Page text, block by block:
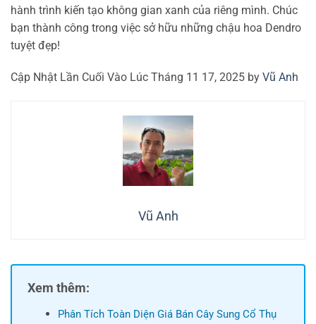
hành trình kiến tạo không gian xanh của riêng mình. Chúc
bạn thành công trong việc sở hữu những chậu hoa Dendro
tuyệt đẹp!
Cập Nhật Lần Cuối Vào Lúc Tháng 11 17, 2025 by Vũ Anh
Vũ Anh
Xem thêm:
Phân Tích Toàn Diện Giá Bán Cây Sung Cổ Thụ